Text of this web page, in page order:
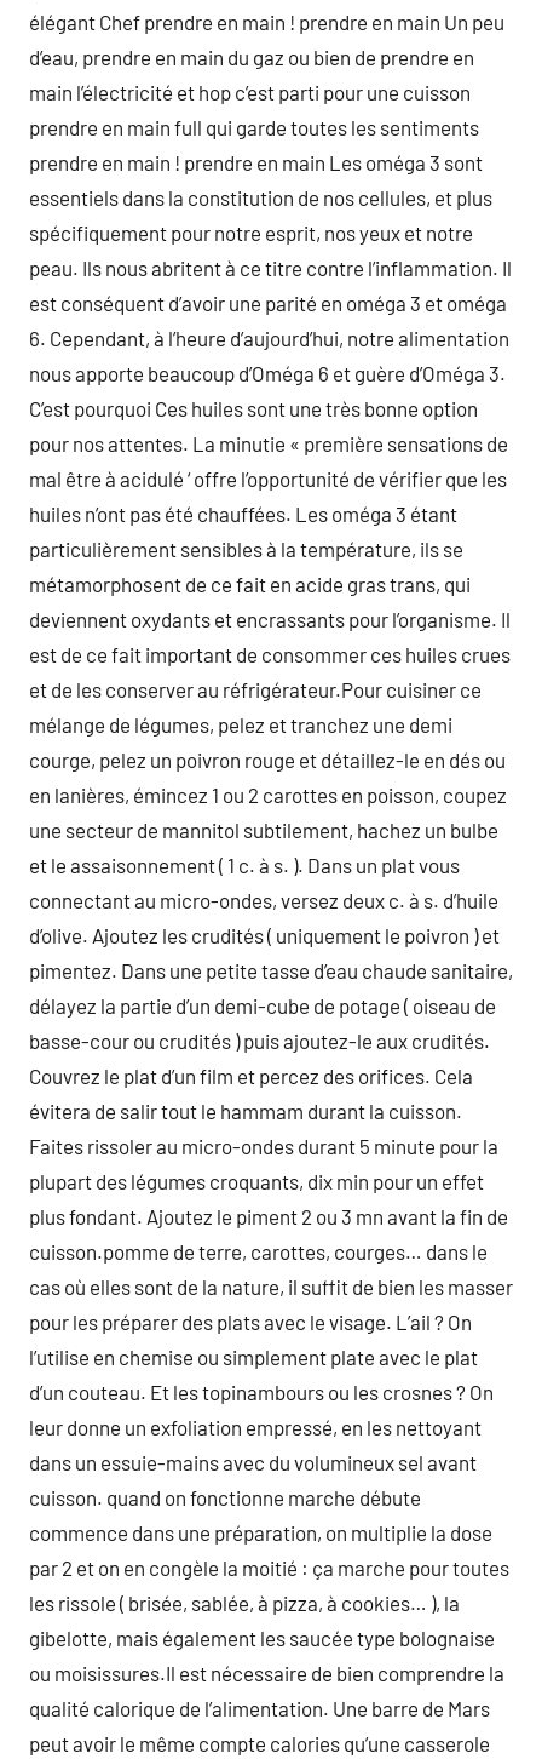
élégant Chef prendre en main ! prendre en main Un peu
d’eau, prendre en main du gaz ou bien de prendre en
main l’électricité et hop c’est parti pour une cuisson
prendre en main full qui garde toutes les sentiments
prendre en main ! prendre en main Les oméga 3 sont
essentiels dans la constitution de nos cellules, et plus
spécifiquement pour notre esprit, nos yeux et notre
peau. Ils nous abritent à ce titre contre l’inflammation. Il
est conséquent d’avoir une parité en oméga 3 et oméga
6. Cependant, à l’heure d’aujourd’hui, notre alimentation
nous apporte beaucoup d’Oméga 6 et guère d’Oméga 3.
C’est pourquoi Ces huiles sont une très bonne option
pour nos attentes. La minutie « première sensations de
mal être à acidulé ‘ offre l’opportunité de vérifier que les
huiles n’ont pas été chauffées. Les oméga 3 étant
particulièrement sensibles à la température, ils se
métamorphosent de ce fait en acide gras trans, qui
deviennent oxydants et encrassants pour l’organisme. Il
est de ce fait important de consommer ces huiles crues
et de les conserver au réfrigérateur.Pour cuisiner ce
mélange de légumes, pelez et tranchez une demi
courge, pelez un poivron rouge et détaillez-le en dés ou
en lanières, émincez 1 ou 2 carottes en poisson, coupez
une secteur de mannitol subtilement, hachez un bulbe
et le assaisonnement ( 1 c. à s. ). Dans un plat vous
connectant au micro-ondes, versez deux c. à s. d’huile
d’olive. Ajoutez les crudités ( uniquement le poivron ) et
pimentez. Dans une petite tasse d’eau chaude sanitaire,
délayez la partie d’un demi-cube de potage ( oiseau de
basse-cour ou crudités ) puis ajoutez-le aux crudités.
Couvrez le plat d’un film et percez des orifices. Cela
évitera de salir tout le hammam durant la cuisson.
Faites rissoler au micro-ondes durant 5 minute pour la
plupart des légumes croquants, dix min pour un effet
plus fondant. Ajoutez le piment 2 ou 3 mn avant la fin de
cuisson.pomme de terre, carottes, courges… dans le
cas où elles sont de la nature, il suffit de bien les masser
pour les préparer des plats avec le visage. L’ail ? On
l’utilise en chemise ou simplement plate avec le plat
d’un couteau. Et les topinambours ou les crosnes ? On
leur donne un exfoliation empressé, en les nettoyant
dans un essuie-mains avec du volumineux sel avant
cuisson. quand on fonctionne marche débute
commence dans une préparation, on multiplie la dose
par 2 et on en congèle la moitié : ça marche pour toutes
les rissole ( brisée, sablée, à pizza, à cookies… ), la
gibelotte, mais également les saucée type bolognaise
ou moisissures.Il est nécessaire de bien comprendre la
qualité calorique de l’alimentation. Une barre de Mars
peut avoir le même compte calories qu’une casserole